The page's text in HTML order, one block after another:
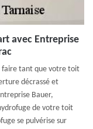
avec Entreprise
faire tant que votre toit
décrassé et
Bauer,
de votre toit
se pulvérise sur